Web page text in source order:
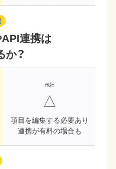
連携は
か？
△
項目を編集する必要あり
連携が有料の場合も